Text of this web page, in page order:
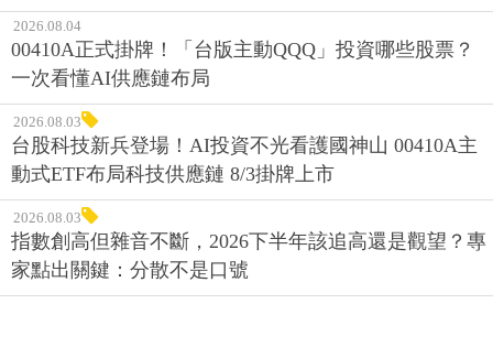
2026.08.04
00410A正式掛牌！「台版主動QQQ」投資哪些股票？
一次看懂AI供應鏈布局
2026.08.03
台股科技新兵登場！AI投資不光看護國神山 00410A主
動式ETF布局科技供應鏈 8/3掛牌上市
2026.08.03
指數創高但雜音不斷，2026下半年該追高還是觀望？專
家點出關鍵：分散不是口號